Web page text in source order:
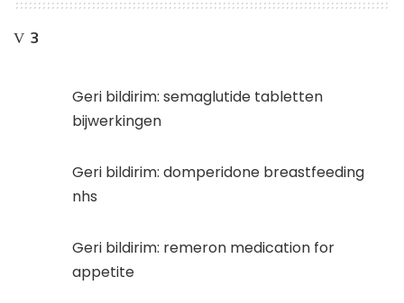
3
Geri bildirim: semaglutide tabletten
bijwerkingen
Geri bildirim: domperidone breastfeeding
nhs
Geri bildirim: remeron medication for
appetite